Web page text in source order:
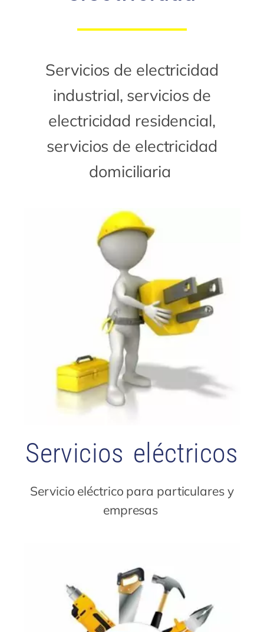
Servicios de electricidad
industrial, servicios de
electricidad residencial,
servicios de electricidad
domiciliaria
Servicios eléctricos
Servicio eléctrico para particulares y
empresas